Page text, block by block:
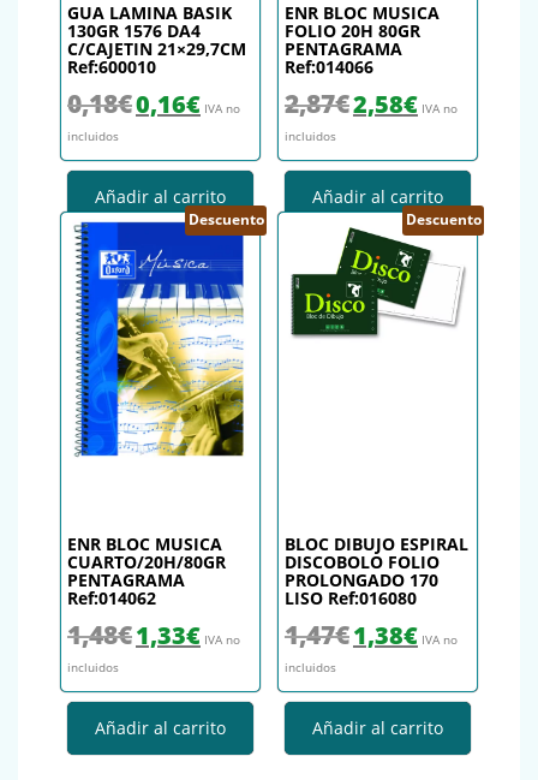
GUA LAMINA BASIK
130GR 1576 DA4
C/CAJETIN 21×29,7CM
Ref:600010
0,18€ El precio original era: 0,18€.
0,16€El precio actual es: 0,16€.
IVA no
incluidos
Añadir al carrito
ENR BLOC MUSICA
FOLIO 20H 80GR
PENTAGRAMA
Ref:014066
2,87€El precio original era: 2,87€.
2,58€El precio actual
IVA no
incluidos
Añadir al carrito
Descuento
ENR BLOC MUSICA
CUARTO/20H/80GR
PENTAGRAMA
Ref:014062
1,48€ El precio original era: 1,48€.
1,33€El precio actual es: 1,33€.
IVA no
incluidos
Añadir al carrito
Descuento
BLOC DIBUJO ESPIRAL
DISCOBOLO FOLIO
PROLONGADO 170
LISO Ref:016080
1,47€ El precio original era: 1,47€.
1,38€El precio actual
IVA no
incluidos
Añadir al carrito